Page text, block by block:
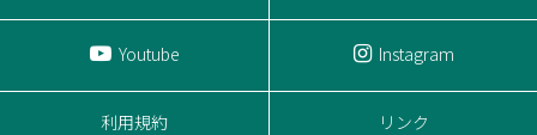
Youtube Instagram
利用規約 リンク